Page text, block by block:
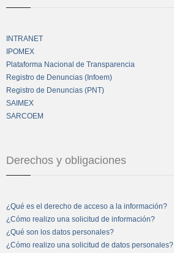
INTRANET
IPOMEX
Plataforma Nacional de Transparencia
Registro de Denuncias (Infoem)
Registro de Denuncias (PNT)
SAIMEX
SARCOEM
Derechos y obligaciones
¿Qué es el derecho de acceso a la información?
¿Cómo realizo una solicitud de información?
¿Qué son los datos personales?
¿Cómo realizo una solicitud de datos personales?